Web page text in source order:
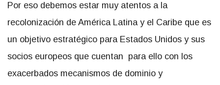
Por eso debemos estar muy atentos a la
recolonización de América Latina y el Caribe que es
un objetivo estratégico para Estados Unidos y sus
socios europeos que cuentan para ello con los
exacerbados mecanismos de dominio y